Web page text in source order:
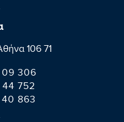
106 71
09 306
44 752
863